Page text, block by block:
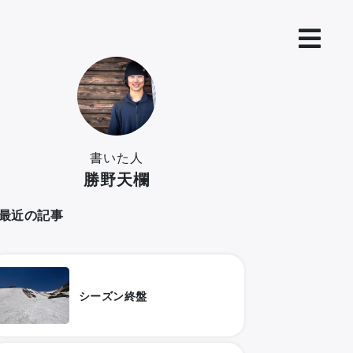
書いた人
勝野天欄
近の記事
シーズン終盤